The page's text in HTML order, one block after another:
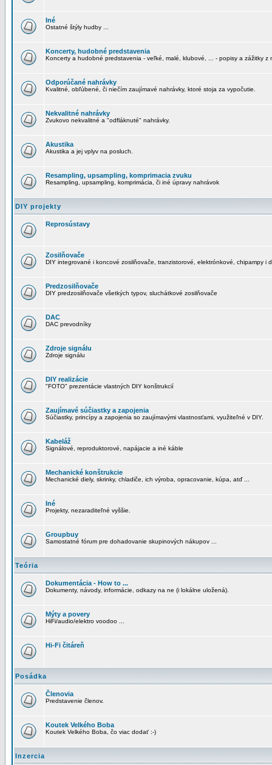
Iné
Ostatné štýly hudby ...
Koncerty, hudobné predstavenia
Koncerty a hudobné predstavenia - veľké, malé, klubové, ... - popisy a zážitky z
Odporúčané nahrávky
Kvalitné, obľúbené, či niečím zaujímavé nahrávky, ktoré stoja za vypočutie.
Nekvalitné nahrávky
Zvukovo nekvalitné a "odfláknuté" nahrávky.
Akustika
Akustika a jej vplyv na posluch.
Resampling, upsampling, komprimacia zvuku
Resampling, upsampling, komprimácia, či iné úpravy nahrávok
DIY projekty
Reprosústavy
Zosilňovače
DIY integrované i koncové zosilňovače, tranzistorové, elektrónkové, chipampy i
Predzosilňovače
DIY predzosilňovače všetkých typov, sluchátkové zosilňovače
DAC
DAC prevodníky
Zdroje signálu
Zdroje signálu
DIY realizácie
"FOTO" prezentácie vlastných DIY konštrukcií
Zaujímavé súčiastky a zapojenia
Súčiastky, princípy a zapojenia so zaujímavými vlastnosťami, využiteľné v DIY.
Kabeláž
Signálové, reproduktorové, napájacie a iné káble
Mechanické konštrukcie
Mechanické diely, skrinky, chladiče, ich výroba, opracovanie, kúpa, atď ...
Iné
Projekty, nezaraditeľné vyššie.
Groupbuy
Samostatné fórum pre dohadovanie skupinových nákupov ...
Teória
Dokumentácia - How to ...
Dokumenty, návody, informácie, odkazy na ne (i lokálne uložená).
Mýty a povery
HiFi/audio/elektro voodoo ...
Hi-Fi čitáreň
Posádka
Členovia
Predstavenie členov.
Koutek Velkého Boba
Koutek Velkého Boba, čo viac dodať :-)
Inzercia